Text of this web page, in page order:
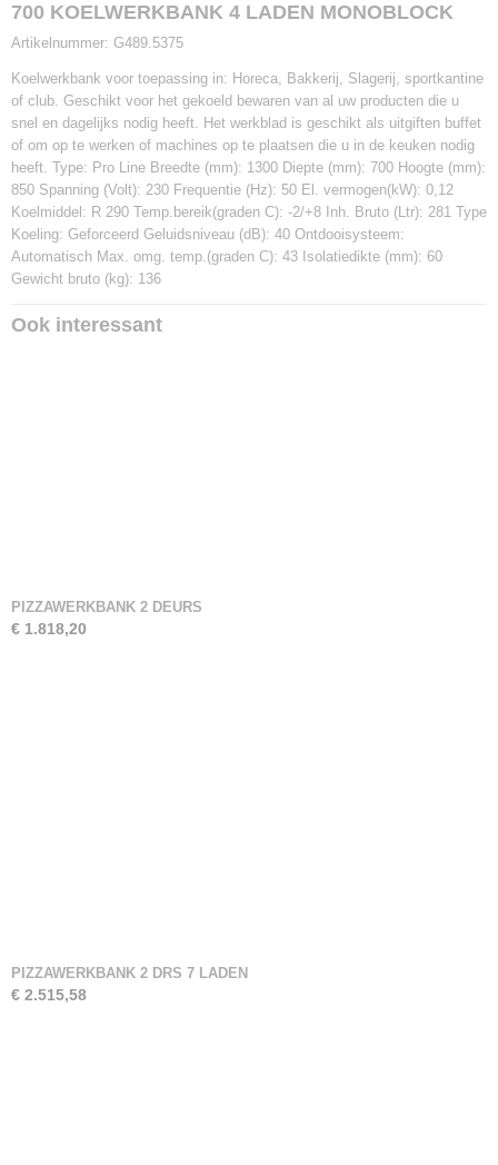
700 KOELWERKBANK 4 LADEN MONOBLOCK
Artikelnummer: G489.5375
Koelwerkbank voor toepassing in: Horeca, Bakkerij, Slagerij, sportkantine
of club. Geschikt voor het gekoeld bewaren van al uw producten die u
snel en dagelijks nodig heeft. Het werkblad is geschikt als uitgiften buffet
of om op te werken of machines op te plaatsen die u in de keuken nodig
heeft. Type: Pro Line Breedte (mm): 1300 Diepte (mm): 700 Hoogte (mm):
850 Spanning (Volt): 230 Frequentie (Hz): 50 El. vermogen(kW): 0,12
Koelmiddel: R 290 Temp.bereik(graden C): -2/+8 Inh. Bruto (Ltr): 281 Type
Koeling: Geforceerd Geluidsniveau (dB): 40 Ontdooisysteem:
Automatisch Max. omg. temp.(graden C): 43 Isolatiedikte (mm): 60
Gewicht bruto (kg): 136
Ook interessant
PIZZAWERKBANK 2 DEURS
€ 1.818,20
PIZZAWERKBANK 2 DRS 7 LADEN
€ 2.515,58